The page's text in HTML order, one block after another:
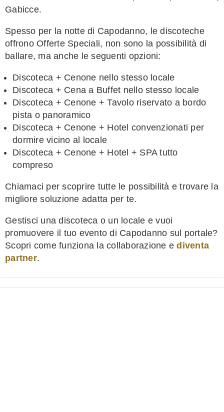
Gabicce.
Spesso per la notte di Capodanno, le discoteche
offrono Offerte Speciali, non sono la possibilità di
ballare, ma anche le seguenti opzioni:
Discoteca + Cenone nello stesso locale
Discoteca + Cena a Buffet nello stesso locale
Discoteca + Cenone + Tavolo riservato a bordo
pista o panoramico
Discoteca + Cenone + Hotel convenzionati per
dormire vicino al locale
Discoteca + Cenone + Hotel + SPA tutto
compreso
Chiamaci per scoprire tutte le possibilità e trovare la
migliore soluzione adatta per te.
Gestisci una discoteca o un locale e vuoi
promuovere il tuo evento di Capodanno sul portale?
Scopri come funziona la collaborazione ediventa
partner.